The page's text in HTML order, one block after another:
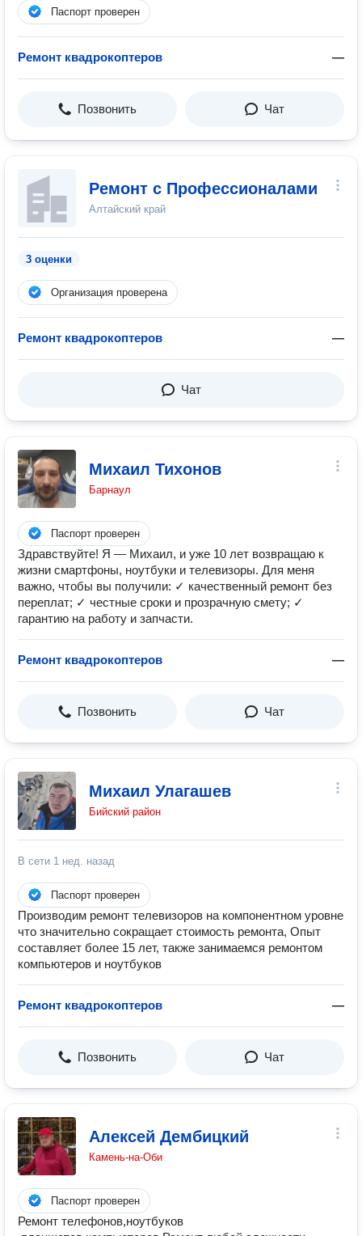
Паспорт проверен
Ремонт квадрокоптеров —
Позвонить Чат
Ремонт с Профессионалами
Алтайский край
3 оценки
Организация проверена
Ремонт квадрокоптеров —
Чат
Михаил Тихонов
Барнаул
Паспорт проверен
Здравствуйте! Я — Михаил, и уже 10 лет возвращаю к
жизни смартфоны, ноутбуки и телевизоры. Для меня
важно, чтобы вы получили: ✓ качественный ремонт без
переплат; ✓ честные сроки и прозрачную смету; ✓
гарантию на работу и запчасти.
Ремонт квадрокоптеров —
Позвонить Чат
Михаил Улагашев
Бийский район
В сети 1 нед. назад
Паспорт проверен
Производим ремонт телевизоров на компонентном уровне
что значительно сокращает стоимость ремонта, Опыт
составляет более 15 лет, также занимаемся ремонтом
компьютеров и ноутбуков
Ремонт квадрокоптеров —
Позвонить Чат
Алексей Дембицкий
Камень-на-Оби
Паспорт проверен
Ремонт телефонов,ноутбуков